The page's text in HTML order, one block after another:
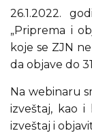
26.1.2022.
„Priprema i
koje se ZJN
da objave do
Na webinaru
izveštaj, kao
izveštaj i